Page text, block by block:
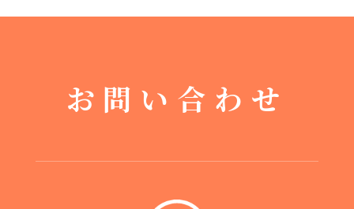
お問い合わせ